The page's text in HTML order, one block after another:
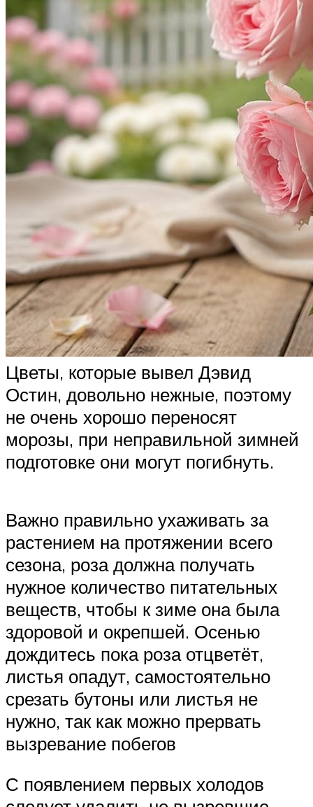
Цветы, которые вывел Дэвид
Остин, довольно нежные, поэтому
не очень хорошо переносят
морозы, при неправильной зимней
подготовке они могут погибнуть.
Важно правильно ухаживать за
растением на протяжении всего
сезона, роза должна получать
нужное количество питательных
веществ, чтобы к зиме она была
здоровой и окрепшей. Осенью
дождитесь пока роза отцветёт,
листья опадут, самостоятельно
срезать бутоны или листья не
нужно, так как можно прервать
вызревание побегов
С появлением первых холодов